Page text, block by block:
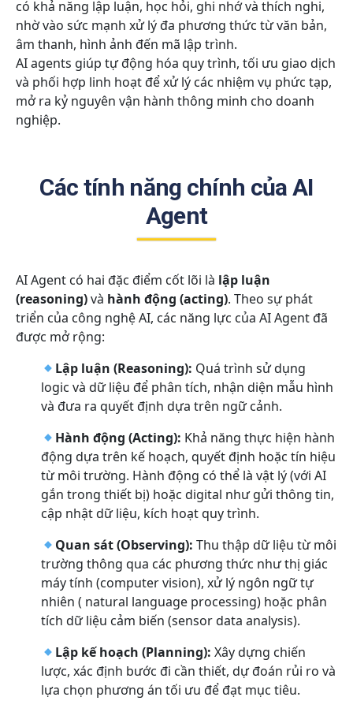
có khả năng lập luận, học hỏi, ghi nhớ và thích nghi,
nhờ vào sức mạnh xử lý đa phương thức từ văn bản,
âm thanh, hình ảnh đến mã lập trình.
AI agents giúp tự động hóa quy trình, tối ưu giao dịch
và phối hợp linh hoạt để xử lý các nhiệm vụ phức tạp,
mở ra kỷ nguyên vận hành thông minh cho doanh
nghiệp.
Các tính năng chính của AI
Agent
AI Agent có hai đặc điểm cốt lõi là lập luận
(reasoning)và hành động (acting). Theo sự phát
triển của công nghệ AI, các năng lực của AI Agent đã
được mở rộng:
Lập luận (Reasoning): Quá trình sử dụng
logic và dữ liệu để phân tích, nhận diện mẫu hình
và đưa ra quyết định dựa trên ngữ cảnh.
Hành động (Acting): Khả năng thực hiện hành
động dựa trên kế hoạch, quyết định hoặc tín hiệu
từ môi trường. Hành động có thể là vật lý (với AI
gắn trong thiết bị) hoặc digital như gửi thông tin,
cập nhật dữ liệu, kích hoạt quy trình.
Quan sát (Observing): Thu thập dữ liệu từ môi
trường thông qua các phương thức như thị giác
máy tính (computer vision), xử lý ngôn ngữ tự
nhiên ( natural language processing) hoặc phân
tích dữ liệu cảm biến (sensor data analysis).
Lập kế hoạch (Planning): Xây dựng chiến
lược, xác định bước đi cần thiết, dự đoán rủi ro và
lựa chọn phương án tối ưu để đạt mục tiêu.